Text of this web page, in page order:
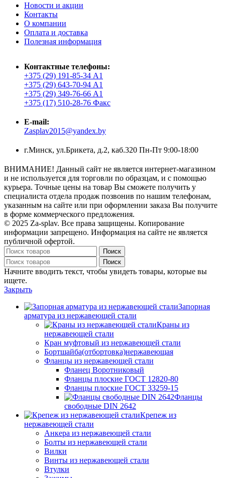
Новости и акции
Контакты
О компании
Оплата и доставка
Полезная информация
Контактные телефоны:
+375 (29) 191-85-34 А1
+375 (29) 643-70-94 А1
+375 (29) 349-76-66 А1
+375 (17) 510-28-76 Факс
E-mail:
Zasplav2015@yandex.by
г.Минск, ул.Брикета, д.2, каб.320 Пн-Пт 9:00-18:00
ВНИМАНИЕ! Данный сайт не является интернет-магазином
и не используется для торговли по образцам, и с помощью
курьера. Точные цены на товар Вы сможете получить у
специалиста отдела продаж позвонив по нашим телефонам,
указанным на сайте или при оформлении заказа Вы получите
в форме коммерческого предложения.
© 2025 Za-splav. Все права защищены. Копирование
информации запрещено. Информация на сайте не является
публичной офертой.
Поиск
Поиск
Начните вводить текст, чтобы увидеть товары, которые вы
ищете.
Закрыть
Запорная
арматура из нержавеющей стали
Краны из
нержавеющей стали
Кран муфтовый из нержавеющей стали
Бортшайба(отбортовка)нержавеющая
Фланцы из нержавеющей стали
Фланец Воротниковый
Фланцы плоские ГОСТ 12820-80
Фланцы плоские ГОСТ 33259-15
Фланцы
свободные DIN 2642
Крепеж из
нержавеющей стали
Анкера из нержавеющей стали
Болты из нержавеющей стали
Вилки
Винты из нержавеющей стали
Втулки